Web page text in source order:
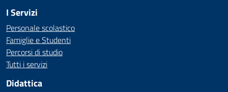
I Servizi
Personale scolastico
Famiglie e Studenti
Percorsi di studio
Tutti i servizi
Didattica